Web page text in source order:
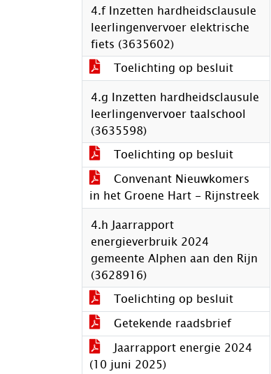
4.f Inzetten hardheidsclausule
leerlingenvervoer elektrische
fiets (3635602)
Toelichting op besluit
4.g Inzetten hardheidsclausule
leerlingenvervoer taalschool
(3635598)
Toelichting op besluit
Convenant Nieuwkomers
in het Groene Hart - Rijnstreek
4.h Jaarrapport
energieverbruik 2024
gemeente Alphen aan den Rijn
(3628916)
Toelichting op besluit
Getekende raadsbrief
Jaarrapport energie 2024
(10 juni 2025)